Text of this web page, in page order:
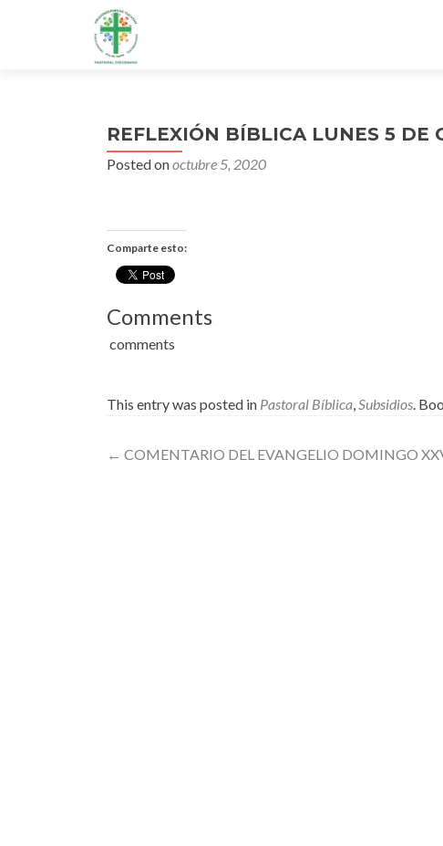
REFLEXIÓN BÍBLICA LUNES 5 DE
Posted onoctubre 5, 2020
Comparte esto:
Comments
comments
This entry was posted in Pastoral Bíblica,Subsidios.
Post
← COMENTARIO DEL EVANGELIO DOMINGO